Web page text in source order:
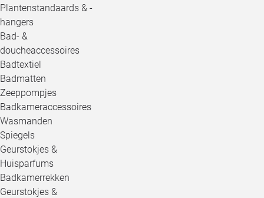
Plantenstandaards & -
hangers
Bad- &
doucheaccessoires
Badtextiel
Badmatten
Zeeppompjes
Badkameraccessoires
Wasmanden
Spiegels
Geurstokjes &
Huisparfums
Badkamerrekken
Geurstokjes &